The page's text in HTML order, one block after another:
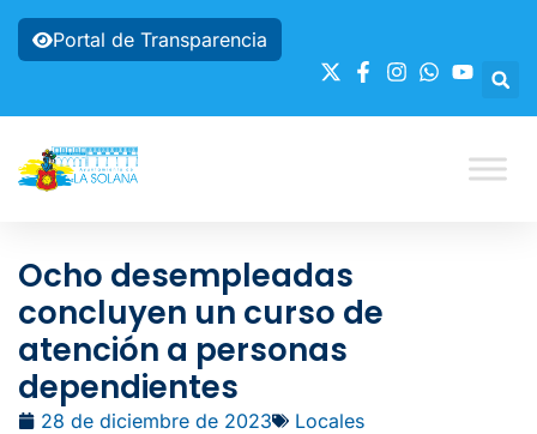
Portal de Transparencia
Ocho desempleadas
concluyen un curso de
atención a personas
dependientes
28 de diciembre de 2023 Locales